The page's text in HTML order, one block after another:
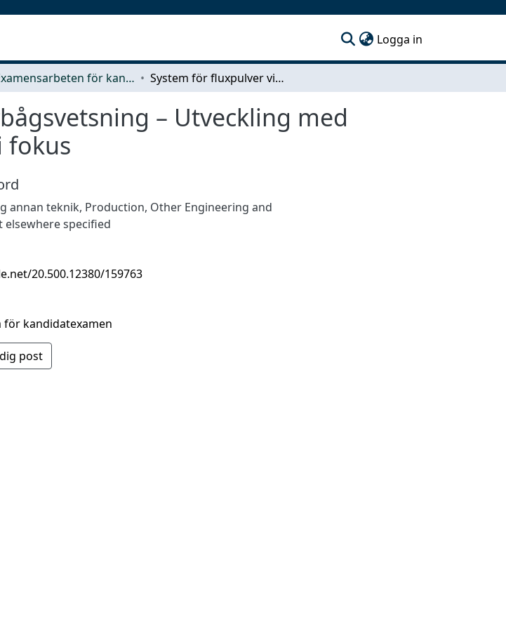
Logga in
Examensarbeten för kandidatexamen System för fluxpulver vid pulverbågsvetsning – Utveckling med hantering, kvalité och säkerhet i fokus
– Utveckling med
fokus
annan teknik, Production, Other Engineering and
elsewhere specified
20.500.12380/159763
för kandidatexamen
post